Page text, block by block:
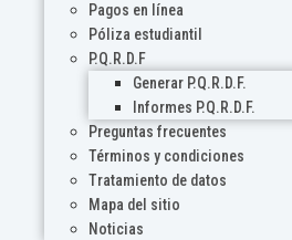
Pagos en línea
Póliza estudiantil
P.Q.R.D.F
Generar P.Q.R.D.F.
Informes P.Q.R.D.F.
Preguntas frecuentes
Términos y condiciones
Tratamiento de datos
Mapa del sitio
Noticias